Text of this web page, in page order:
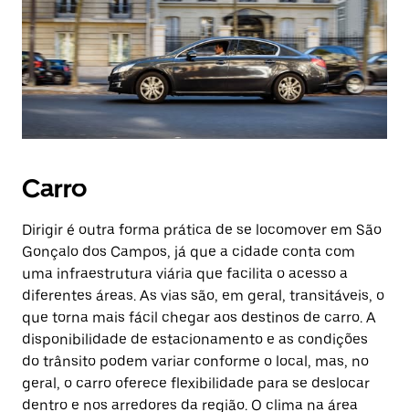
Carro
Dirigir é outra forma prática de se locomover em São
Gonçalo dos Campos, já que a cidade conta com
uma infraestrutura viária que facilita o acesso a
diferentes áreas. As vias são, em geral, transitáveis, o
que torna mais fácil chegar aos destinos de carro. A
disponibilidade de estacionamento e as condições
do trânsito podem variar conforme o local, mas, no
geral, o carro oferece flexibilidade para se deslocar
dentro e nos arredores da região. O clima na área